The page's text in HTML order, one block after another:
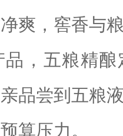
爽，窖香与
，五粮精
品尝到五粮
算压力。